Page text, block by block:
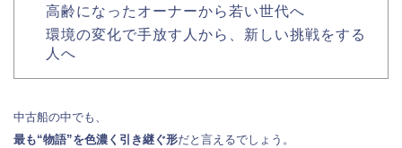
高齢になったオーナーから若い世代へ
環境の変化で手放す人から、新しい挑戦をする
人へ
中古船の中でも、
最も“物語”を色濃く引き継ぐ形だと言えるでしょう。